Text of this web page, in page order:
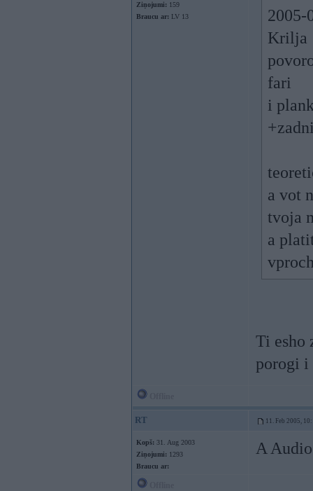
Ziņojumi: 159
Braucu ar: LV 13
2005-
Krilja
fari
i
a vot
tvoja
a
Ti esho
porogi
RT 11. Feb 2005,
Kopš: 31. Aug 2003
Ziņojumi: 1293
Braucu ar:
A